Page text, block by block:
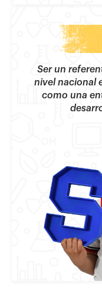
Ser un
nivel nacional
como una